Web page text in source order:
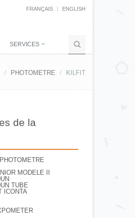
FRANÇAIS ENGLISH
SERVICES
PHOTOMETRE KILFIT
de la
MODELE II
TUBE
ICONTA